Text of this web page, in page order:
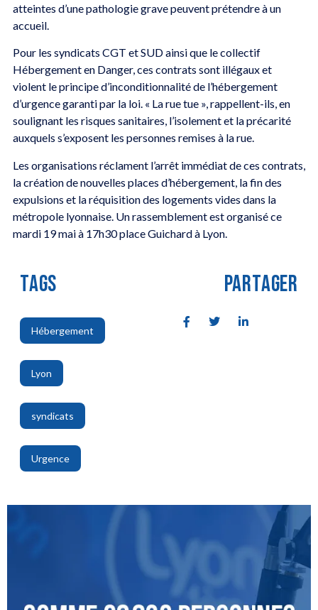
atteintes d’une pathologie grave peuvent prétendre à un
accueil.
Pour les syndicats CGT et SUD ainsi que le collectif
Hébergement en Danger, ces contrats sont illégaux et
violent le principe d’inconditionnalité de l’hébergement
d’urgence garanti par la loi. « La rue tue », rappellent-ils, en
soulignant les risques sanitaires, l’isolement et la précarité
auxquels s’exposent les personnes remises à la rue.
Les organisations réclament l’arrêt immédiat de ces contrats,
la création de nouvelles places d’hébergement, la fin des
expulsions et la réquisition des logements vides dans la
métropole lyonnaise. Un rassemblement est organisé ce
mardi 19 mai à 17h30 place Guichard à Lyon.
TAGS
Hébergement
,
Lyon
,
syndicats
,
Urgence
PARTAGER